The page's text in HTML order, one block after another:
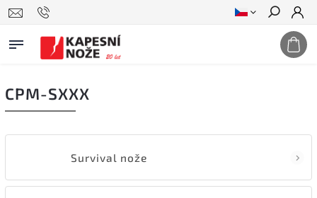
Hledat
CPM-SXXX
Survival nože